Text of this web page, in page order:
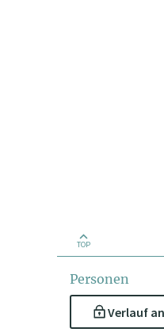
TOP
Personen
Verlauf